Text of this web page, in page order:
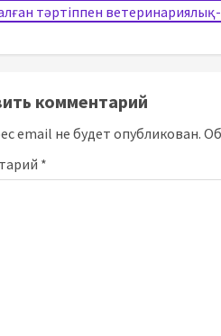
тәртіппен
комментарий
email не будет опубликован.
*